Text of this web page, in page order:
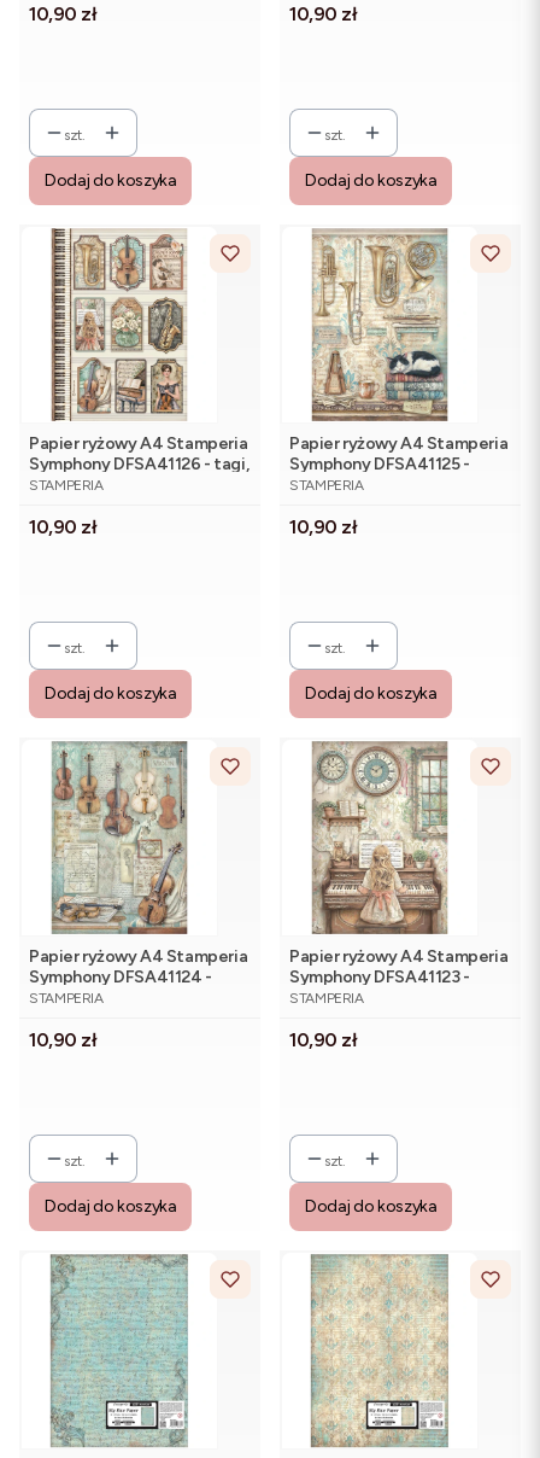
Cena
10,90 zł
szt.
Dodaj do koszyka
Cena
10,90 zł
szt.
Dodaj do koszyka
Papier ryżowy A4 Stamperia
Symphony DFSA41126 - tagi,
etykiety, muzyka
PRODUCENT
STAMPERIA
Cena
10,90 zł
szt.
Dodaj do koszyka
Papier ryżowy A4 Stamperia
Symphony DFSA41125 -
trąbki, metronom i kotek
PRODUCENT
STAMPERIA
Cena
10,90 zł
szt.
Dodaj do koszyka
Papier ryżowy A4 Stamperia
Symphony DFSA41124 -
skrzypce
PRODUCENT
STAMPERIA
Cena
10,90 zł
szt.
Dodaj do koszyka
Papier ryżowy A4 Stamperia
Symphony DFSA41123 -
dziewczynka przy pianinie
PRODUCENT
STAMPERIA
Cena
10,90 zł
szt.
Dodaj do koszyka